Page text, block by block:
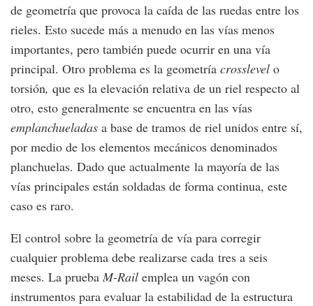
de geometría que provoca la caída de las ruedas entre los
rieles. Esto sucede más a menudo en las vías menos
importantes, pero también puede ocurrir en una vía
principal. Otro problema es la geometría crosslevel o
torsión, que es la elevación relativa de un riel respecto al
otro, esto generalmente se encuentra en las vías
emplanchueladas a base de tramos de riel unidos entre sí,
por medio de los elementos mecánicos denominados
planchuelas. Dado que actualmente la mayoría de las
vías principales están soldadas de forma continua, este
caso es raro.
El control sobre la geometría de vía para corregir
cualquier problema debe realizarse cada tres a seis
meses. La prueba M-Rail emplea un vagón con
instrumentos para evaluar la estabilidad de la estructura